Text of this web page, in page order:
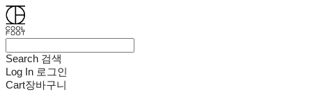
Search 검색
Log In 로그인
Cart장바구니